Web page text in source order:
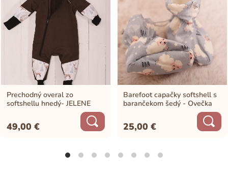
Prechodný overal zo
softshellu hnedý- JELENE
49,00€
Barefoot capačky softshell s
barančekom šedý - Ovečka
25,00€